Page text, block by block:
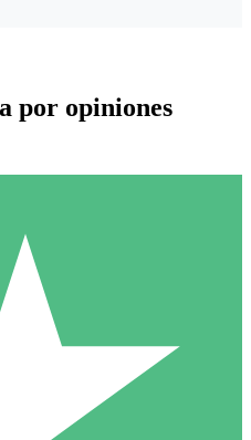
Individuales
de descarga. Sin compromiso
por opiniones